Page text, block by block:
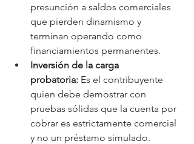
presunción a saldos comerciales
que pierden dinamismo y
terminan operando como
financiamientos permanentes.
Inversión de la carga
probatoria: Es el contribuyente
quien debe demostrar con
pruebas sólidas que la cuenta por
cobrar es estrictamente comercial
y no un préstamo simulado.